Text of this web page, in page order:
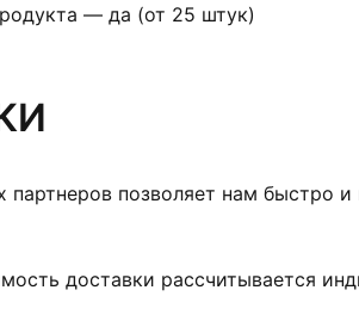
— да (от 25 штук)
позволяет нам быстро
доставки рассчитывается